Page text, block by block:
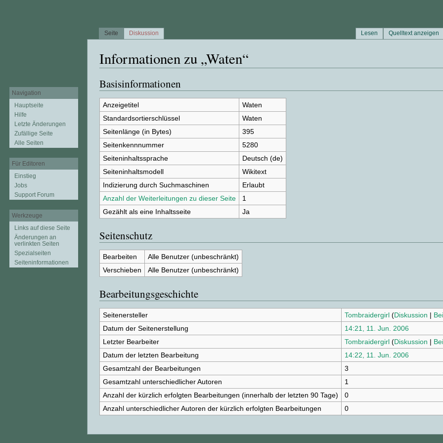
Informationen zu „Waten“
Basisinformationen
Anzeigetitel
Waten
Standardsortierschlüssel
Waten
Seitenlänge (in Bytes)
395
Seitenkennnummer
5280
Seiteninhaltssprache
Deutsch (de)
Seiteninhaltsmodell
Wikitext
Indizierung durch Suchmaschinen
Erlaubt
Anzahl der Weiterleitungen zu dieser Seite
1
Gezählt als eine Inhaltsseite
Ja
Seitenschutz
Bearbeiten
Alle Benutzer (unbeschränkt)
Verschieben
Alle Benutzer (unbeschränkt)
Bearbeitungsgeschichte
Seitenersteller Tombraidergirl (Diskussion |
Datum der Seitenerstellung
14:21, 11. Jun. 2006
Letzter Bearbeiter
Tombraidergirl (Diskussion |
Datum der letzten Bearbeitung
14:22, 11. Jun. 2006
Gesamtzahl der Bearbeitungen
3
Gesamtzahl unterschiedlicher Autoren
1
Anzahl der kürzlich erfolgten Bearbeitungen (innerhalb der letzten 90 Tage)
0
Anzahl unterschiedlicher Autoren der kürzlich erfolgten Bearbeitungen
0
Seite Diskussion Lesen Quelltext anzeigen
Navigation
Hauptseite
Hilfe
Letzte Änderungen
Zufällige Seite
Alle Seiten
Für Editoren
Einstieg
Jobs
Support Forum
Werkzeuge
Links auf diese Seite
Änderungen an
verlinkten Seiten
Spezialseiten
Seiten­informationen